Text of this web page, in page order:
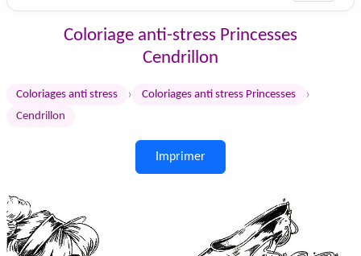
Coloriage anti-stress Princesses
Cendrillon
Coloriages anti stress › Coloriages anti stress Princesses ›
Cendrillon
Imprimer